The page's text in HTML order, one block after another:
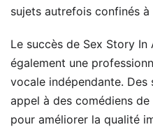
sujets autrefois confinés à
Le succès de Sex Story
également une
vocale indépendante.
appel à des comédiens
pour améliorer la qualité